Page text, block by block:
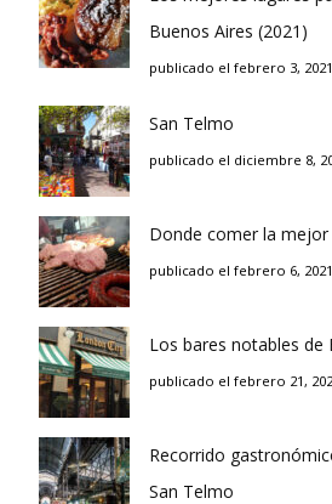
Buenos Aires (2021)
publicado el febrero 3, 2021
San Telmo
publicado el diciembre 8,
Donde comer la
publicado el febrero 6, 2021
Los bares notables de
publicado el febrero 21,
Recorrido
San Telmo